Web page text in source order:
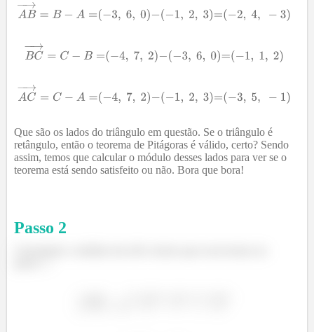
Que são os lados do triângulo em questão. Se o triângulo é
retângulo, então o teorema de Pitágoras é válido, certo? Sendo
assim, temos que calcular o módulo desses lados para ver se o
teorema está sendo satisfeito ou não. Bora que bora!
Passo 2